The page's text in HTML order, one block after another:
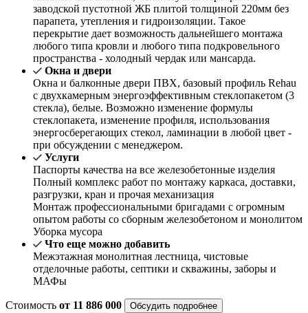
заводской пустотной ЖБ плитой толщиной 220мм без
парапета, утепления и гидроизоляции. Такое
перекрытие дает возможность дальнейшего монтажа
любого типа кровли и любого типа подкровельного
пространства - холодный чердак или мансарда.
Окна и двери
Окна и балконные двери ПВХ, базовый профиль Rehau
с двухкамерным энергоэффективным стеклопакетом (3
стекла), белые. Возможно изменение формулы
стеклопакета, изменение профиля, использования
энергосберегающих стекол, ламинации в любой цвет -
при обсуждении с менеджером.
Услуги
Паспорты качества на все железобетонные изделия
Полный комплекс работ по монтажу каркаса, доставки,
разгрузки, кран и прочая механизация
Монтаж профессиональными бригадами с огромным
опытом работы со сборным железобетоном и монолитом
Уборка мусора
Что еще можно добавить
Межэтажная монолитная лестница, чистовые
отделочные работы, септики и скважины, заборы и
МАФы
Стоимость от 11 886 000 Обсудить подробнее